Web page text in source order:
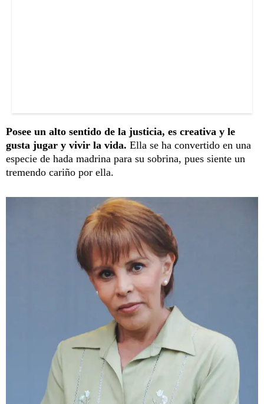
Posee un alto sentido de la justicia, es creativa y le
gusta jugar y vivir la vida. Ella se ha convertido en una
especie de hada madrina para su sobrina, pues siente un
tremendo cariño por ella.